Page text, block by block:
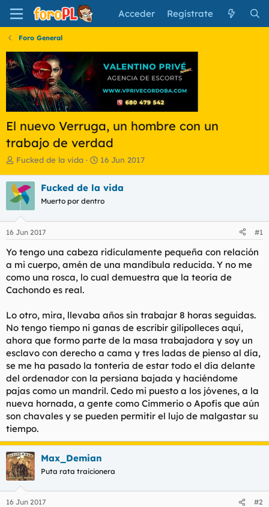
Acceder Regístrate
Foro General
El nuevo Verruga, un hombre con un
trabajo de verdad
I
i
c
i
a
d
o
d
e
l
t
Fucked de la vida
F
h
a
e
i
c
i
16 Jun 2017
Fucked de la vida
Muerto por dentro
16 Jun 2017 #1
Yo tengo una cabeza ridículamente pequeña con relación
a mi cuerpo, amén de una mandíbula reducida. Y no me
como una rosca, lo cual demuestra que la teoría de
Cachondo es real.
Lo otro, mira, llevaba años sin trabajar 8 horas seguidas.
No tengo tiempo ni ganas de escribir gilipolleces aquí,
ahora que formo parte de la masa trabajadora y soy un
esclavo con derecho a cama y tres ladas de pienso al día,
se me ha pasado la tontería de estar todo el día delante
del ordenador con la persiana bajada y haciéndome
pajas como un mandril. Cedo mi puesto a los jóvenes, a la
nueva hornada, a gente como Cimmerio o Apofis que aún
son chavales y se pueden permitir el lujo de malgastar su
tiempo.
Max_Demian
Puta rata traicionera
16 Jun 2017 #2